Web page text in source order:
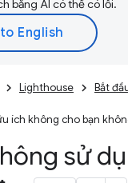
bằng AI có thể có lỗi.
Lighthouse Bắt
ích không cho bạn
sử